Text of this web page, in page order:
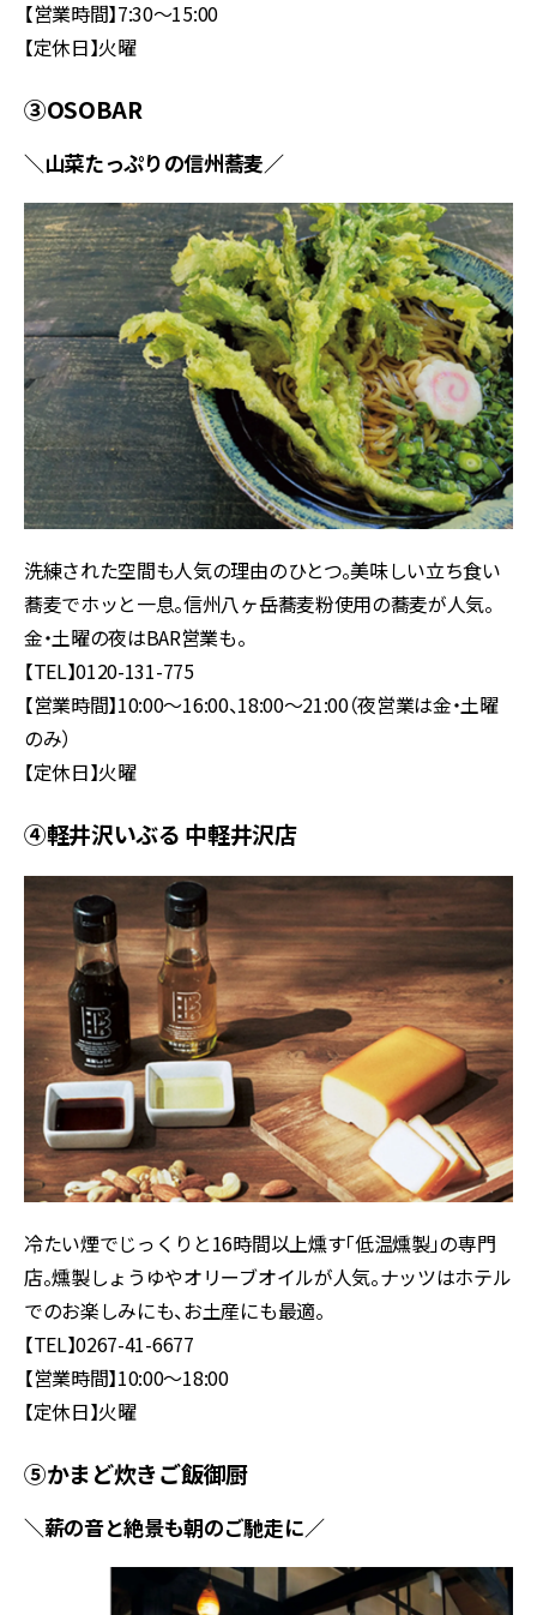
【営業時間】7:30～15:00
【定休日】火曜
③OSOBAR
＼山菜たっぷりの信州蕎麦／
洗練された空間も人気の理由のひとつ。美味しい立ち食い
蕎麦でホッと一息。信州八ヶ岳蕎麦粉使用の蕎麦が人気。
金・土曜の夜はBAR営業も。
【TEL】0120-131-775
【営業時間】10:00～16:00、18:00〜21:00（夜営業は金・土曜
のみ）
【定休日】火曜
④軽井沢いぶる 中軽井沢店
冷たい煙でじっくりと16時間以上燻す「低温燻製」の専門
店。燻製しょうゆやオリーブオイルが人気。ナッツはホテル
でのお楽しみにも、お土産にも最適。
【TEL】0267-41-6677
【営業時間】10:00〜18:00
【定休日】火曜
⑤かまど炊きご飯御厨
＼薪の音と絶景も朝のご馳走に／